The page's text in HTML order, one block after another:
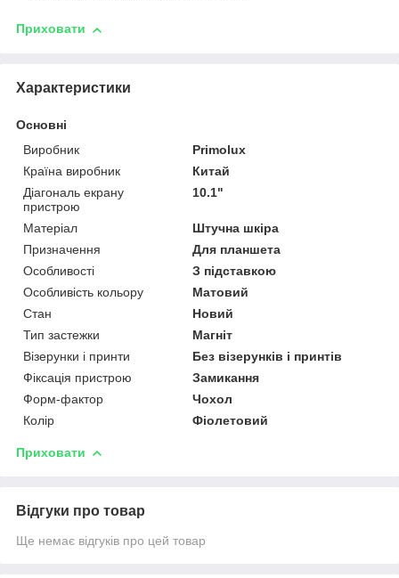
Приховати
Характеристики
Основні
Виробник
Primolux
Країна виробник
Китай
Діагональ екрану
пристрою
10.1"
Матеріал
Штучна шкіра
Призначення
Для планшета
Особливості
З підставкою
Особливість кольору
Матовий
Стан
Новий
Тип застежки
Магніт
Візерунки і принти
Без візерунків і принтів
Фіксація пристрою
Замикання
Форм-фактор
Чохол
Колір
Фіолетовий
Приховати
Відгуки про товар
Ще немає відгуків про цей товар